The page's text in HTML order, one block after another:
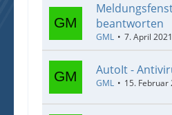
beantworten
GML 7. April
AutoIt -
GML 15. Februar